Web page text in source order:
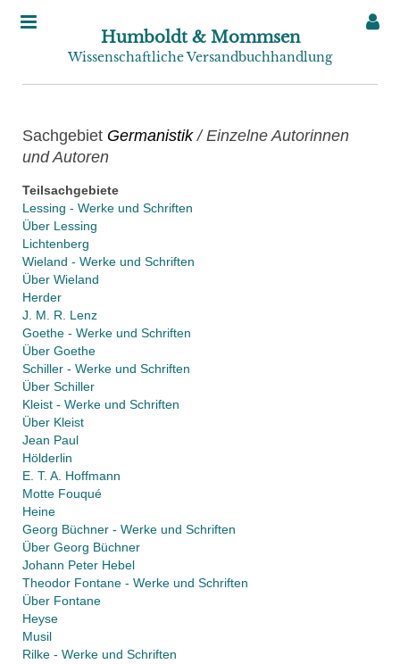
Humboldt & Mommsen
Wissenschaftliche Versandbuchhandlung
Sachgebiet Germanistik/ Einzelne Autorinnen
und Autoren
Teilsachgebiete
Lessing - Werke und Schriften
Über Lessing
Lichtenberg
Wieland - Werke und Schriften
Über Wieland
Herder
J. M. R. Lenz
Goethe - Werke und Schriften
Über Goethe
Schiller - Werke und Schriften
Über Schiller
Kleist - Werke und Schriften
Über Kleist
Jean Paul
Hölderlin
E. T. A. Hoffmann
Motte Fouqué
Heine
Georg Büchner - Werke und Schriften
Über Georg Büchner
Johann Peter Hebel
Theodor Fontane - Werke und Schriften
Über Fontane
Heyse
Musil
Rilke - Werke und Schriften